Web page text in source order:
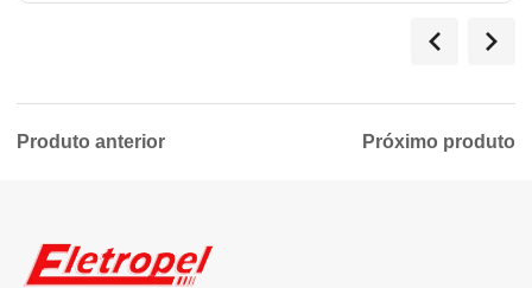
Produto anterior Próximo produto